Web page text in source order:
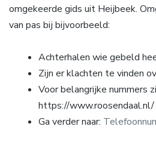
omgekeerde gids uit Heijbeek.
van pas bij bijvoorbeeld:
Achterhalen wie gebeld
Zijn er klachten te vinden
Voor belangrijke nummers
https://www.roosendaal.nl/
Ga verder naar: